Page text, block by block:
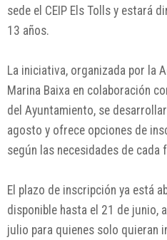
sede el CEIP Els Tolls y estará
13 años.
La iniciativa, organizada por la
Marina Baixa en colaboración
del Ayuntamiento, se
agosto y ofrece opciones de
según las necesidades de cada
El plazo de inscripción ya está
disponible hasta el 21 de junio,
julio para quienes solo quieran